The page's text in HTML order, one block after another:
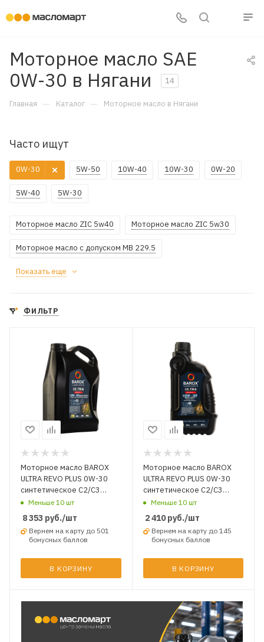
Моторное масло SAE
0W-30 в Нягани
14
Главная — Каталог — Моторное масло в Нягани
Часто ищут
5W-50 10W-40 10W-30
0W-30 0W-20
5W-40 5W-30
Моторное масло ZIC 5w40 Моторное масло ZIC 5w30
Моторное масло с допуском MB 229.5
Показать еще
ФИЛЬТР
Моторное масло BAROX
ULTRA REVO PLUS 0W-30
синтетическое C2/C3
SN/CF 4 л.
Меньше 10 шт
8 353 руб./шт
Вернем на карту до 501
бонусных баллов
В КОРЗИНУ
Моторное масло BAROX
ULTRA REVO PLUS 0W-30
синтетическое C2/C3
SN/CF 1 л.
Меньше 10 шт
2 410руб./шт
Вернем на карту до 145
бонусных баллов
В КОРЗИНУ